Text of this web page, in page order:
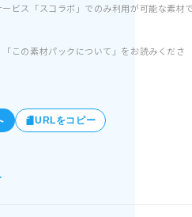
ビス「スコラボ」でのみ利用が可能な素材
この素材パックについて」をお読みくださ
URLをコピー